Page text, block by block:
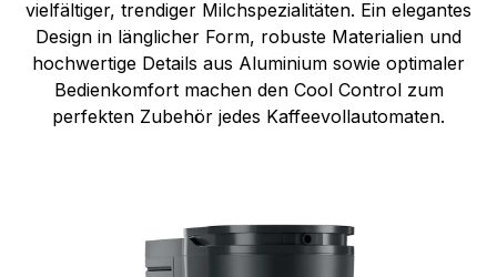
vielfältiger, trendiger Milchspezialitäten. Ein elegantes
Design in länglicher Form, robuste Materialien und
hochwertige Details aus Aluminium sowie optimaler
Bedienkomfort machen den Cool Control zum
perfekten Zubehör jedes Kaffeevollautomaten.